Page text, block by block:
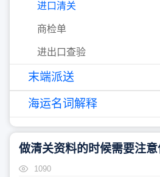
进口清关
商检单
进出口查验
末端派送
海运名词解释
做清关资料的时候需要注意
1090